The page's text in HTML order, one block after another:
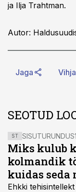
ja Ilja Trahtman.
Autor:
Jaga Vihja
SEOTUD
ST SISUTURUNDUS
Miks kulub
kolmandik
kuidas seda
Ehkki